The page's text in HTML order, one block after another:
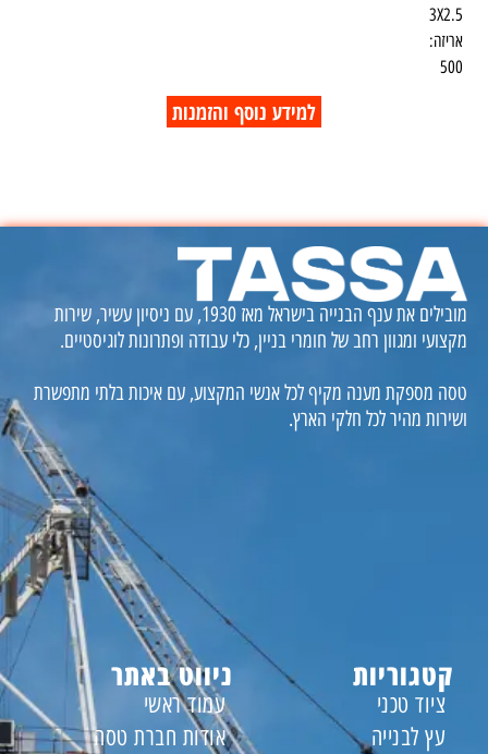
3X2.5
אריזה:
500
למידע נוסף והזמנות
מובילים את ענף הבנייה בישראל מאז 1930, עם ניסיון עשיר, שירות
מקצועי ומגוון רחב של חומרי בניין, כלי עבודה ופתרונות לוגיסטיים.
טסה מספקת מענה מקיף לכל אנשי המקצוע, עם איכות בלתי מתפשרת
ושירות מהיר לכל חלקי הארץ.
ניווט באתר
עמוד ראשי
אודות חברת טסה
קטגוריות
ציוד טכני
עץ לבנייה